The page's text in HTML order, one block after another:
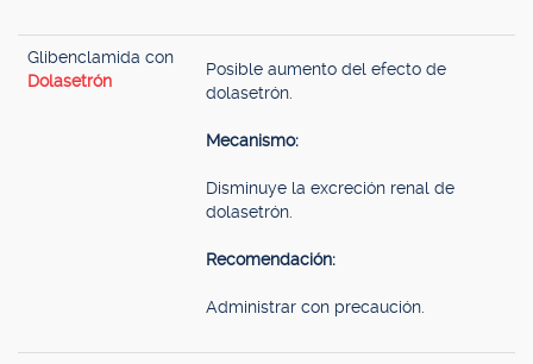
Glibenclamida con
Dolasetrón
Posible aumento del efecto de
dolasetrón.
Mecanismo:
Disminuye la excreción renal de
dolasetrón.
Recomendación:
Administrar con precaución.